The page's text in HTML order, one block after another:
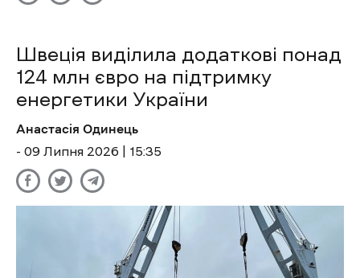
Швеція виділила додаткові понад
124 млн євро на підтримку
енергетики України
Анастасія Одинець
- 09 Липня 2026 | 15:35